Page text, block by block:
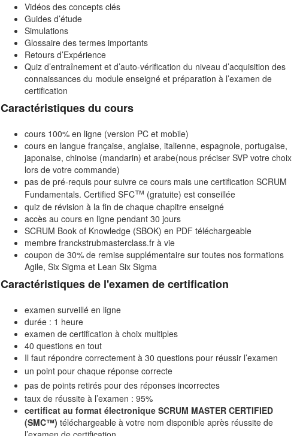
Vidéos des concepts clés
Guides d’étude
Simulations
Glossaire des termes importants
Retours d’Expérience
Quiz d’entraînement et d’auto-vérification du niveau d’acquisition des
connaissances du module enseigné et préparation à l’examen de
certification
Caractéristiques du cours
cours 100% en ligne (version PC et mobile)
cours en langue française, anglaise, italienne, espagnole, portugaise,
japonaise, chinoise (mandarin) et arabe(nous préciser SVP votre choix
lors de votre commande)
pas de pré-requis pour suivre ce cours mais une certification SCRUM
Fundamentals. Certified SFC™ (gratuite) est conseillée
quiz de révision à la fin de chaque chapitre enseigné
accès au cours en ligne pendant 30 jours
SCRUM Book of Knowledge (SBOK) en PDF téléchargeable
membre franckstrubmasterclass.fr à vie
coupon de 30% de remise supplémentaire sur toutes nos formations
Agile, Six Sigma et Lean Six Sigma
Caractéristiques de l'examen de certification
examen surveillé en ligne
durée : 1 heure
examen de certification à choix multiples
40 questions en tout
Il faut répondre correctement à 30 questions pour réussir l’examen
un point pour chaque réponse correcte
pas de points retirés pour des réponses incorrectes
taux de réussite à l’examen : 95%
certificat au format électronique SCRUM MASTER CERTIFIED
(SMC™) téléchargeable à votre nom disponible après réussite de